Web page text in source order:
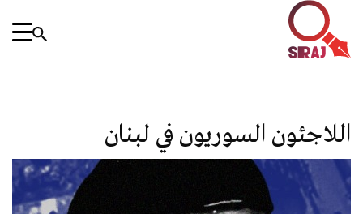
اللاجئون السوريون في لبنان